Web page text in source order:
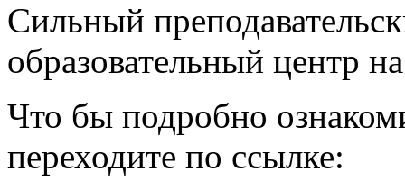
Сильный
образовательный центр
Что бы подробно
переходите по ссылке: